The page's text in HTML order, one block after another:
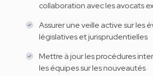
collaboration avec les avocats
Assurer une veille active sur les
législatives et jurisprudentielles
Mettre à jour les procédures
les équipes sur les nouveautés